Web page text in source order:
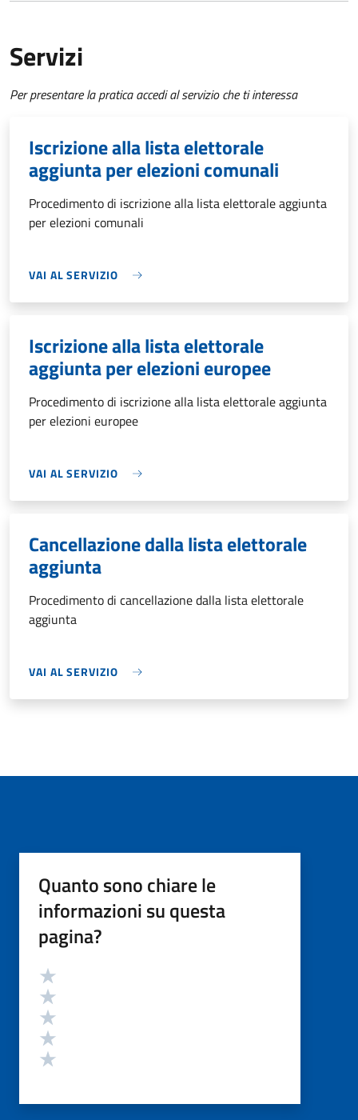
Servizi
Per presentare la pratica accedi al servizio che ti interessa
Iscrizione alla lista elettorale
aggiunta per elezioni comunali
Procedimento di iscrizione alla lista elettorale aggiunta
per elezioni comunali
VAI AL SERVIZIO
Iscrizione alla lista elettorale
aggiunta per elezioni europee
Procedimento di iscrizione alla lista elettorale aggiunta
per elezioni europee
VAI AL SERVIZIO
Cancellazione dalla lista elettorale
aggiunta
Procedimento di cancellazione dalla lista elettorale
aggiunta
VAI AL SERVIZIO
Quanto sono chiare le
informazioni su questa
pagina?
Valutazione